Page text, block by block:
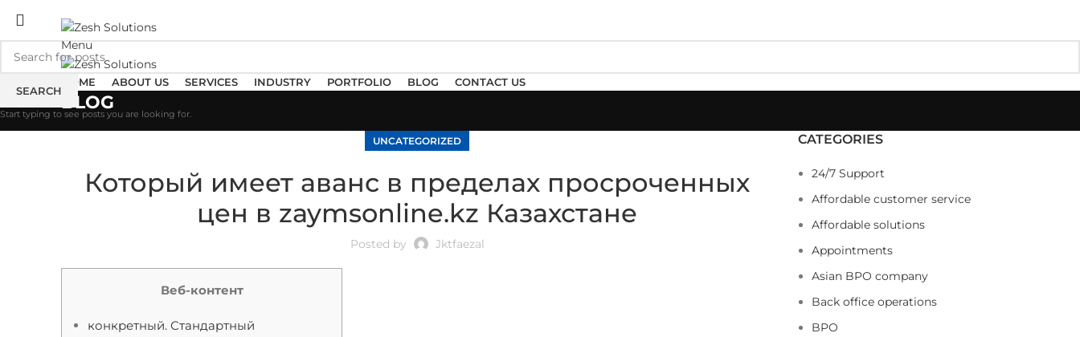
Menu
HOME ABOUT US SERVICES INDUSTRY PORTFOLIO BLOG CONTACT US
BLOG
UNCATEGORIZED
Который имеет аванс в пределах просроченных
цен в zaymsonline.kz Казахстане
Posted by Jktfaezal
Веб-контент
конкретный. Стандартный
CATEGORIES
24/7 Support
Affordable customer service
Affordable solutions
Appointments
Asian BPO company
Back office operations
BPO
SEARCH
Start typing to see posts you are looking for.